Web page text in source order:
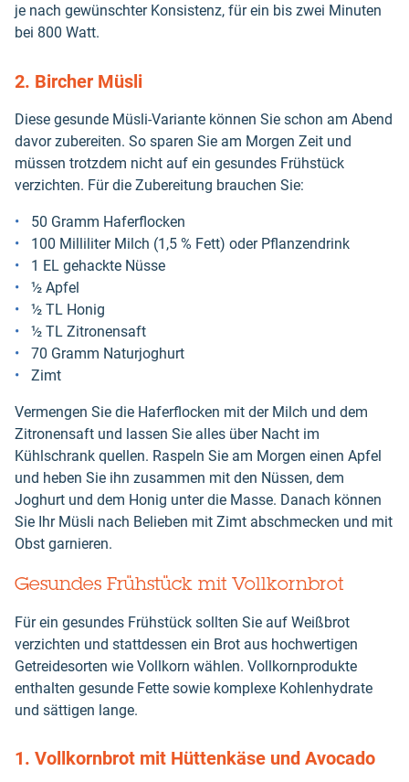
je nach gewünschter Konsistenz, für ein bis zwei Minuten
bei 800 Watt.
2. Bircher Müsli
Diese gesunde Müsli-Variante können Sie schon am Abend
davor zubereiten. So sparen Sie am Morgen Zeit und
müssen trotzdem nicht auf ein gesundes Frühstück
verzichten. Für die Zubereitung brauchen Sie:
50 Gramm Haferflocken
100 Milliliter Milch (1,5 % Fett) oder Pflanzendrink
1 EL gehackte Nüsse
½ Apfel
½ TL Honig
½ TL Zitronensaft
70 Gramm Naturjoghurt
Zimt
Vermengen Sie die Haferflocken mit der Milch und dem
Zitronensaft und lassen Sie alles über Nacht im
Kühlschrank quellen. Raspeln Sie am Morgen einen Apfel
und heben Sie ihn zusammen mit den Nüssen, dem
Joghurt und dem Honig unter die Masse. Danach können
Sie Ihr Müsli nach Belieben mit Zimt abschmecken und mit
Obst garnieren.
Gesundes Frühstück mit Vollkornbrot
Für ein gesundes Frühstück sollten Sie auf Weißbrot
verzichten und stattdessen ein Brot aus hochwertigen
Getreidesorten wie Vollkorn wählen. Vollkornprodukte
enthalten gesunde Fette sowie komplexe Kohlenhydrate
und sättigen lange.
1. Vollkornbrot mit Hüttenkäse und Avocado